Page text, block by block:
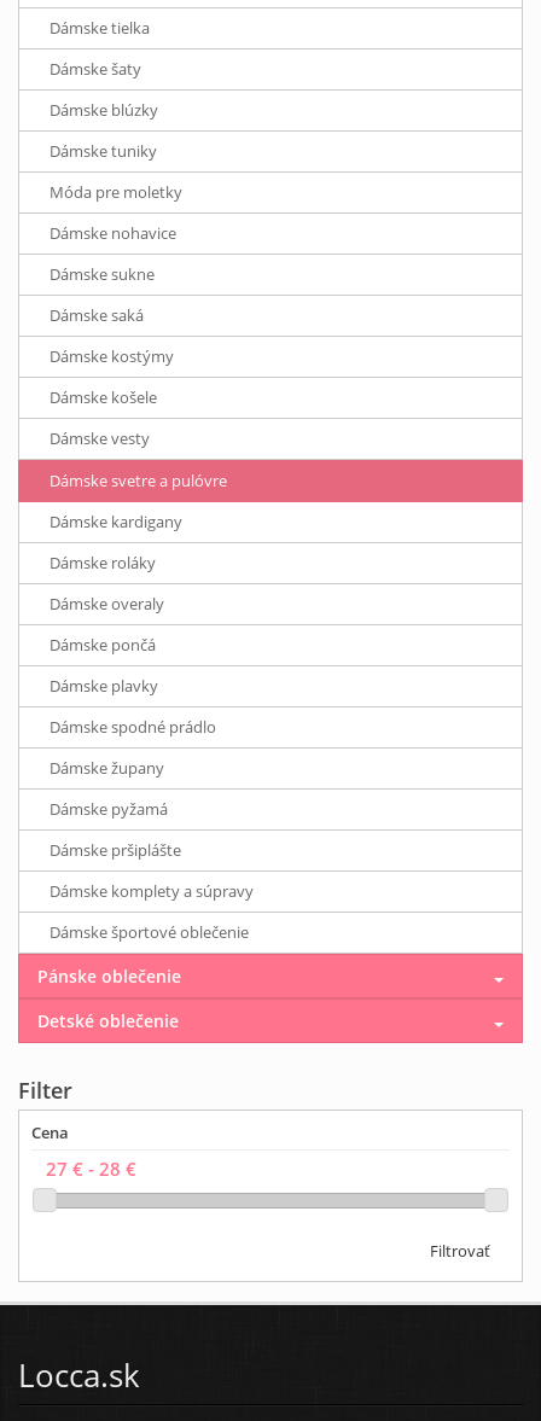
Dámske tielka
Dámske šaty
Dámske blúzky
Dámske tuniky
Móda pre moletky
Dámske nohavice
Dámske sukne
Dámske saká
Dámske kostýmy
Dámske košele
Dámske vesty
Dámske svetre a pulóvre
Dámske kardigany
Dámske roláky
Dámske overaly
Dámske pončá
Dámske plavky
Dámske spodné prádlo
Dámske župany
Dámske pyžamá
Dámske pršiplášte
Dámske komplety a súpravy
Dámske športové oblečenie
Pánske oblečenie
Detské oblečenie
Filter
Cena
Filtrovať
Locca.sk